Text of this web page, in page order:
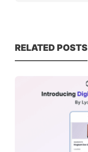
RELATED POSTS